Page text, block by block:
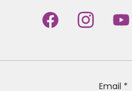
Email *